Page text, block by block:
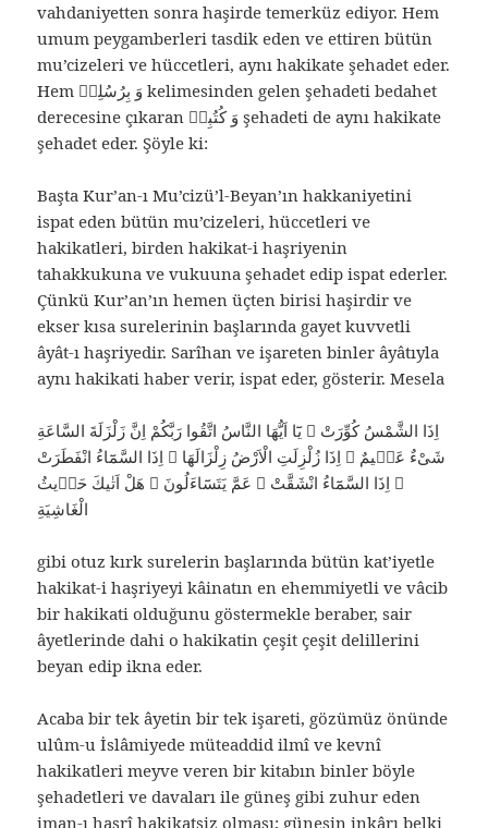
vahdaniyetten sonra haşirde temerküz ediyor. Hem
umum peygamberleri tasdik eden ve ettiren bütün
mu’cizeleri ve hüccetleri, aynı hakikate şehadet eder.
Hem وَ بِرُسُلِهٖ kelimesinden gelen şehadeti bedahet
derecesine çıkaran وَ كُتُبِهٖ şehadeti de aynı hakikate
şehadet eder. Şöyle ki:
Başta Kur’an-ı Mu’cizü’l-Beyan’ın hakkaniyetini
ispat eden bütün mu’cizeleri, hüccetleri ve
hakikatleri, birden hakikat-i haşriyenin
tahakkukuna ve vukuuna şehadet edip ispat ederler.
Çünkü Kur’an’ın hemen üçten birisi haşirdir ve
ekser kısa surelerinin başlarında gayet kuvvetli
âyât-ı haşriyedir. Sarîhan ve işareten binler âyâtıyla
aynı hakikati haber verir, ispat eder, gösterir. Mesela
اِذَا الشَّمْسُ كُوِّرَتْ ۞ يَٓا اَيُّهَا النَّاسُ اتَّقُوا رَبَّكُمْ اِنَّ زَلْزَلَةَ السَّاعَةِ
شَىْءٌ عَظٖيمٌ ۞ اِذَا زُلْزِلَتِ الْاَرْضُ زِلْزَالَهَا ۞ اِذَا السَّمَٓاءُ انْفَطَرَتْ
۞ اِذَا السَّمَٓاءُ انْشَقَّتْ ۞ عَمَّ يَتَسَٓاءَلُونَ ۞ هَلْ اَتٰيكَ حَدٖيثُ
الْغَاشِيَةِ
gibi otuz kırk surelerin başlarında bütün kat’iyetle
hakikat-i haşriyeyi kâinatın en ehemmiyetli ve vâcib
bir hakikati olduğunu göstermekle beraber, sair
âyetlerinde dahi o hakikatin çeşit çeşit delillerini
beyan edip ikna eder.
Acaba bir tek âyetin bir tek işareti, gözümüz önünde
ulûm-u İslâmiyede müteaddid ilmî ve kevnî
hakikatleri meyve veren bir kitabın binler böyle
şehadetleri ve davaları ile güneş gibi zuhur eden
iman-ı haşrî hakikatsiz olması; güneşin inkârı belki